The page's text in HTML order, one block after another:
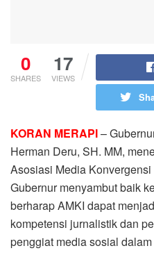
0
SHARES
17
VIEWS
KORAN MERAPI–
Herman Deru, SH. MM,
Asosiasi Media
Gubernur menyambut baik
berharap AMKI dapat
kompetensi jurnalistik dan
penggiat media sosial